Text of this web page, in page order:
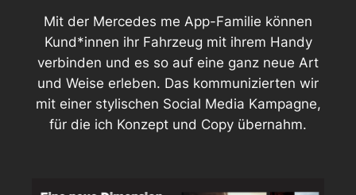
Mit der Mercedes me App-Familie können
Kund*innen ihr Fahrzeug mit ihrem Handy
verbinden und es so auf eine ganz neue Art
und Weise erleben. Das kommunizierten wir
mit einer stylischen Social Media Kampagne,
für die ich Konzept und Copy übernahm.